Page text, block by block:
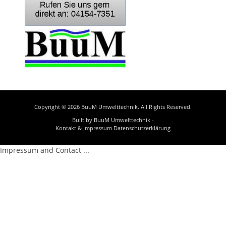
Copyright © 2026 BuuM Umwelttechnik. All Rights Reserved.
Built by BuuM Umwelttechnik -
Kontakt & Impressum Datenschutzerklärung
Impressum and Contact ...